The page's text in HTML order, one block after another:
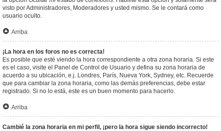
visto por Administradores, Moderadores y usted mismo. Se le contará como
usuario oculto.
Arriba
¡La hora en los foros no es correcta!
Es posible que esté viendo la hora correspondiente a otra zona horaria. Si este
es el caso, visite el Panel de Control de Usuario y defina su zona horaria de
acuerdo a su ubicación, e.j. Londres, París, Nueva York, Sydney, etc. Recuerde
que para cambiar la zona horaria, como las demás preferencias, debe estar
registrado. Si no lo está, este es un buen momento para hacerlo.
Arriba
Cambié la zona horaria en mi perfil, ¡pero la hora sigue siendo incorrecto!